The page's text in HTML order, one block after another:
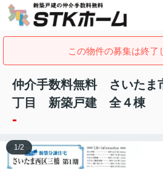
この物件の募集は終了
仲介手数料無料 さいたま
丁目 新築戸建 全４棟
-
1/2